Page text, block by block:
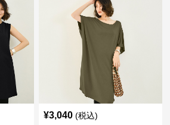
¥3,040 (税込)